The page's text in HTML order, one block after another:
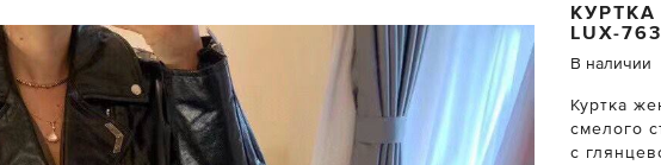
LUX-
В наличии
Куртка
смелого
с